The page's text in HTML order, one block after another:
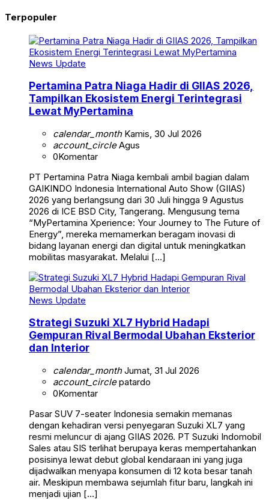
Terpopuler
News Update
Pertamina Patra Niaga Hadir di GIIAS 2026,
Tampilkan Ekosistem Energi Terintegrasi
Lewat MyPertamina
calendar_monthKamis, 30 Jul 2026
account_circleAgus
0Komentar
PT Pertamina Patra Niaga kembali ambil bagian dalam
GAIKINDO Indonesia International Auto Show (GIIAS)
2026 yang berlangsung dari 30 Juli hingga 9 Agustus
2026 di ICE BSD City, Tangerang. Mengusung tema
“MyPertamina Xperience: Your Journey to The Future of
Energy”, mereka memamerkan beragam inovasi di
bidang layanan energi dan digital untuk meningkatkan
mobilitas masyarakat. Melalui […]
News Update
Strategi Suzuki XL7 Hybrid Hadapi
Gempuran Rival Bermodal Ubahan Eksterior
dan Interior
calendar_monthJumat, 31 Jul 2026
account_circlepatardo
0Komentar
Pasar SUV 7-seater Indonesia semakin memanas
dengan kehadiran versi penyegaran Suzuki XL7 yang
resmi meluncur di ajang GIIAS 2026. PT Suzuki Indomobil
Sales atau SIS terlihat berupaya keras mempertahankan
posisinya lewat debut global kendaraan ini yang juga
dijadwalkan menyapa konsumen di 12 kota besar tanah
air. Meskipun membawa sejumlah fitur baru, langkah ini
menjadi ujian […]